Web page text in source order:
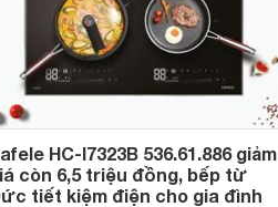
HC-I7323B 536.61.886 giảm
còn 6,5 triệu đồng, bếp từ
tiết kiệm điện cho gia đình